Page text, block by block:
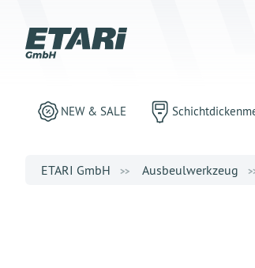
NEW & SALE
ETARI GmbH Ausbeulwerkzeug